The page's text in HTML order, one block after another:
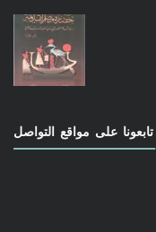
تابعونا على مواقع التواصل